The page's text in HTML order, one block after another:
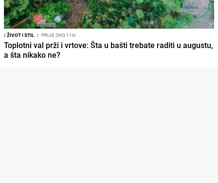
/ŽIVOT I STIL I PRIJE OKO 11H
Toplotni val prži i vrtove: Šta u bašti trebate raditi u augustu,
a šta nikako ne?